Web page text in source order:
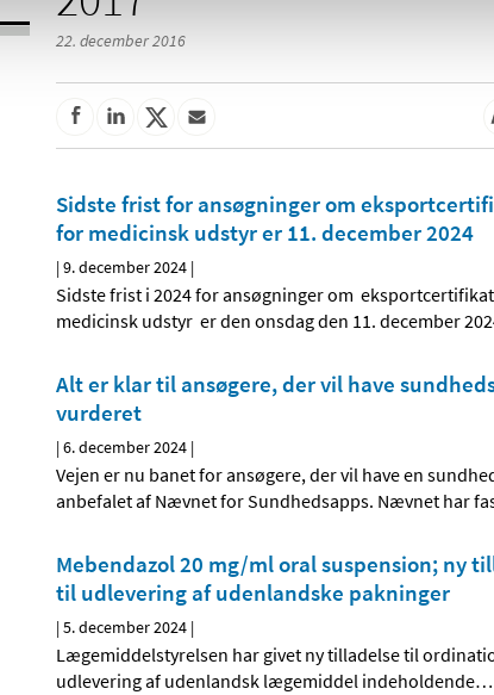
22. december 2016
Sidste frist for ansøgninger om
for medicinsk udstyr er 11. december 2024
|9. december 2024 |
Sidste frist i 2024 for ansøgninger om
medicinsk udstyr er den onsdag den 11. december
Alt er klar til ansøgere, der vil have
vurderet
|6. december 2024 |
Vejen er nu banet for ansøgere, der vil have en
anbefalet af Nævnet for Sundhedsapps. Nævnet har
Mebendazol 20 mg/ml oral suspension; ny
til udlevering af udenlandske pakninger
|5. december 2024 |
Lægemiddelstyrelsen har givet ny tilladelse til
udlevering af udenlandsk lægemiddel indeholdende…